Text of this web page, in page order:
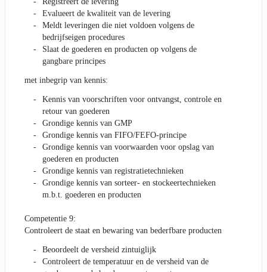
Evalueert de kwaliteit van de levering
Meldt leveringen die niet voldoen volgens de
bedrijfseigen procedures
Slaat de goederen en producten op volgens de
gangbare principes
met inbegrip van kennis:
Kennis van voorschriften voor ontvangst, controle en
retour van goederen
Grondige kennis van GMP
Grondige kennis van FIFO/FEFO-principe
Grondige kennis van voorwaarden voor opslag van
goederen en producten
Grondige kennis van registratietechnieken
Grondige kennis van sorteer- en stockeertechnieken
m.b.t. goederen en producten
Competentie 9:
Controleert de staat en bewaring van bederfbare producten
Beoordeelt de versheid zintuiglijk
Controleert de temperatuur en de versheid van de